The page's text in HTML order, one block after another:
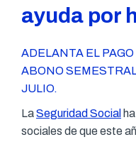
ayuda por
ADELANTA EL
ABONO
JULIO.
LaSeguridad Social
sociales de que este